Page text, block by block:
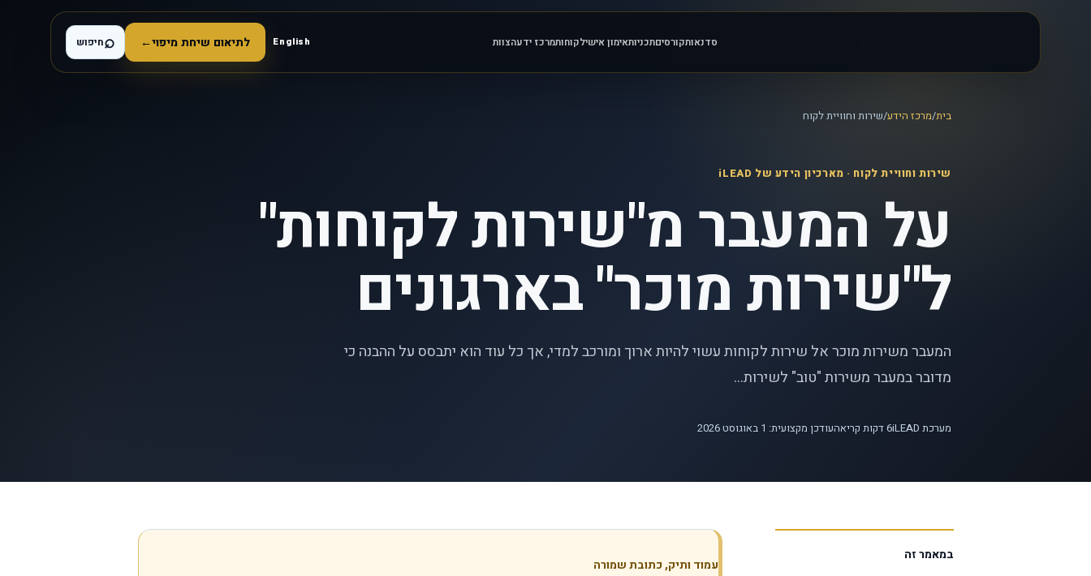
סדנאותקורסיםתכניותאימון אישילקוחותמרכז ידעהצוות English לתיאום שיחת מיפוי←
⌕חיפוש
בית/מרכז הידע/שירות וחוויית לקוח
שירות וחוויית לקוח · מארכיון הידע של iLEAD
על המעבר מ"שירות לקוחות"
ל"שירות מוכר" בארגונים
המעבר משירות מוכר אל שירות לקוחות עשוי להיות ארוך ומורכב למדי, אך כל עוד הוא יתבסס על ההבנה כי
מדובר במעבר משירות "טוב" לשירות...
מערכת iLEAD 6דקות קריאהעודכן מקצועית: 1 באוגוסט 2026
במאמר זה
עמוד ותיק, כתובת שמורה